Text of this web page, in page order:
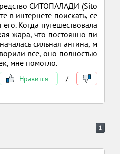
СИТОПАЛАДИ (Sito
в интернете поискать, се
Когда путешествовала
жара, что постоянно пи
сильная ангина, м
все, оно полностью
мне помогло.
Нравится /
1